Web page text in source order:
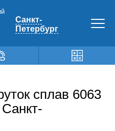
Санкт-
Петербург
сплав 6063